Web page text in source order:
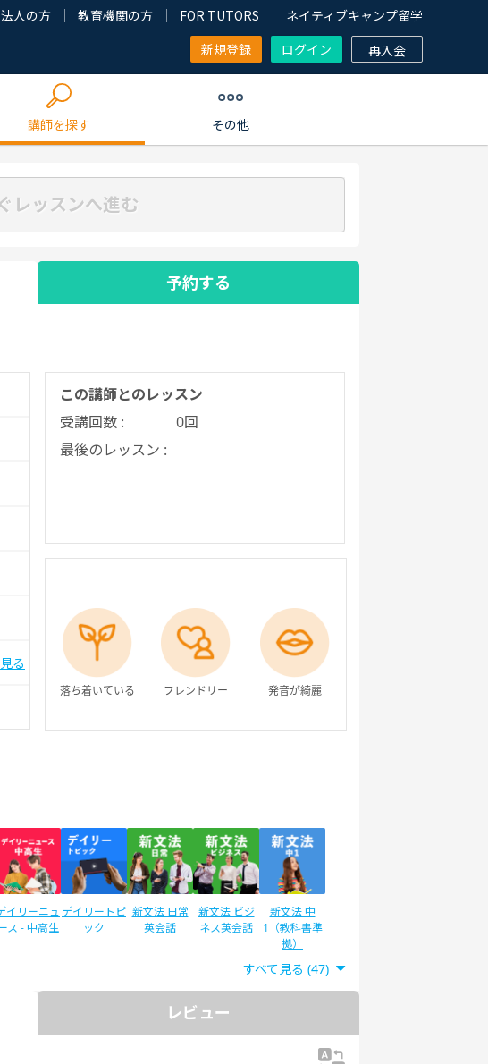
法人の方 教育機関の方 FOR TUTORS
ネイティブキャンプ留学
新規登録
ログイン 再入会
講師を探す その他
レッスンへ進む
予約する
る
この講師とのレッスン
受講回数 :
0回
最後のレッスン :
落ち着いている フレンドリー 発音が綺麗
イリーニュ
ス - 中高生
デイリートピ
ック
新文法 日常
英会話
新文法 ビジ
ネス英会話
新文法 中
1（教科書準
拠）
スタディサプスタディサプ 英検®二次試 IELTSスピー スピーキング
テスト対策
すべて見る (47)
レビュー